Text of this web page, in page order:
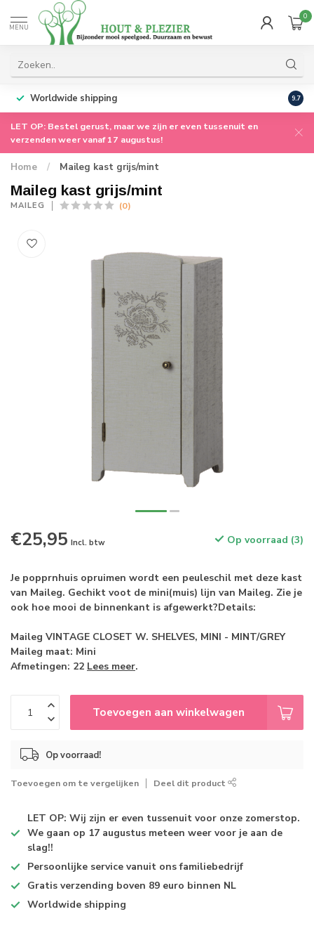
MENU
0
Worldwide shipping 9.7
LET OP: Bestel gerust, maar we zijn er even tussenuit en
verzenden weer vanaf 17 augustus!
Home / Maileg kast grijs/mint
Maileg kast grijs/mint
MAILEG (0)
€25,95 Incl. btw Op voorraad (3)
Je popprnhuis opruimen wordt een peuleschil met deze kast
van Maileg. Gechikt voot de mini(muis) lijn van Maileg. Zie je
ook hoe mooi de binnenkant is afgewerkt?Details:
Maileg VINTAGE CLOSET W. SHELVES, MINI - MINT/GREY
Maileg maat: Mini
Afmetingen: 22 Lees meer.
Toevoegen aan winkelwagen
Op voorraad!
Toevoegen om te vergelijken Deel dit product
LET OP: Wij zijn er even tussenuit voor onze zomerstop.
We gaan op 17 augustus meteen weer voor je aan de
slag!!
Persoonlijke service vanuit ons familiebedrijf
Gratis verzending boven 89 euro binnen NL
Worldwide shipping